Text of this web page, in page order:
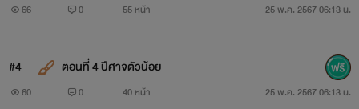
66 0 55 หน้า 25 พ.ค. 2567 06:13 น.
#4 ตอนที่ 4 ปีศาจตัวน้อย
60 0 40 หน้า 25 พ.ค. 2567 06:13 น.